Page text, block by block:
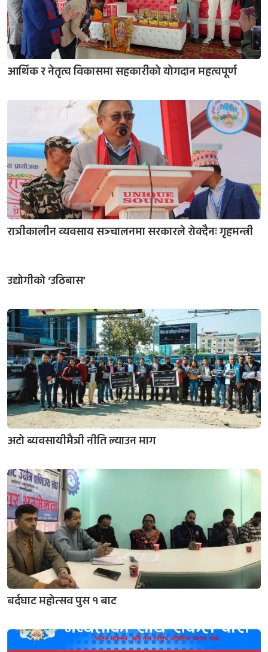
आर्थिक र नेतृत्व विकासमा सहकारीको योगदान महत्वपूर्ण
रात्रीकालीन व्यवसाय सञ्चालनमा सरकारले रोक्दैनः गृहमन्त्री
उद्योगीको ‘उठिबास’
अटो ब्यवसायीमैत्री नीति ल्याउन माग
बर्दघाट महोत्सव पुस १ बाट